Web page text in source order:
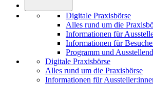
Digitale Praxisbörse
Alles rund um die
Informationen für
Informationen für
Programm und
Digitale Praxisbörse
Alles rund um die Praxisbörse
Informationen für